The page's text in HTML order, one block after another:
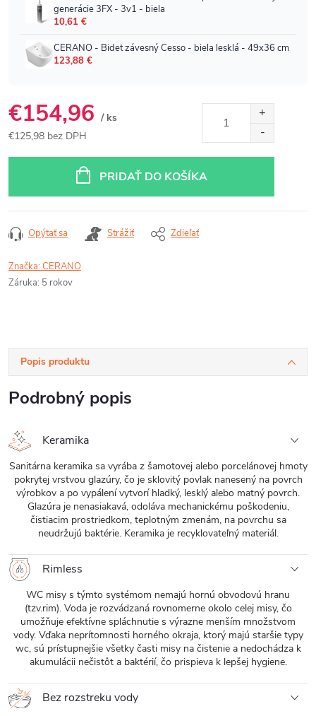
€154,96 / ks
€125,98 bez DPH
PRIDAŤ DO KOŠÍKA
Opýtať sa Strážiť Zdieľať
Značka:CERANO
Záruka: 5 rokov
Popis produktu
Podrobný popis
Keramika
Sanitárna keramika sa vyrába z šamotovej alebo porcelánovej hmoty
pokrytej vrstvou glazúry, čo je sklovitý povlak nanesený na povrch
výrobkov a po vypálení vytvorí hladký, lesklý alebo matný povrch.
Glazúra je nenasiakavá, odoláva mechanickému poškodeniu,
čistiacim prostriedkom, teplotným zmenám, na povrchu sa
neudržujú baktérie. Keramika je recyklovateľný materiál.
Rimless
WC misy s týmto systémom nemajú hornú obvodovú hranu
(tzv.rim). Voda je rozvádzaná rovnomerne okolo celej misy, čo
umožňuje efektívne spláchnutie s výrazne menším množstvom
vody. Vďaka neprítomnosti horného okraja, ktorý majú staršie typy
wc, sú prístupnejšie všetky časti misy na čistenie a nedochádza k
akumulácii nečistôt a baktérií, čo prispieva k lepšej hygiene.
Bez rozstreku vody